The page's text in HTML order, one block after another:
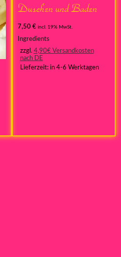
Duschen und Baden
7,50 € incl. 19% MwSt.
Ingredients
zzgl. 4,90€ Versandkosten
nach DE
Lieferzeit: in 4-6 Werktagen